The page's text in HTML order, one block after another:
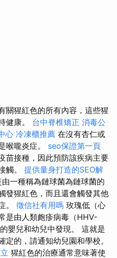
關猩紅色的所有內容，這些猩
健康。 台中脊椎矯正 消毒公
心 冷凍櫃推薦 在沒有杏仁或
喉嚨炎症。 seo保證第一頁
苗接種，因此預防該疾病主要
觸。 提供量身打造的SEO解
一種稱為鏈球菌為鏈球菌的
發猩紅色，而且還會觸發其他
。 徵信社有用嗎 玫瑰低（心
是由人類皰疹病毒（HHV-
嬰兒和幼兒中發現。 這就是
的，請通知幼兒園和學校。
猩紅色的治療通常意味著使